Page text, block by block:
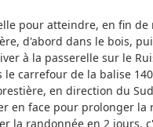
pour atteindre, en fin de
d'abord dans le bois,
à la passerelle sur le
carrefour de la balise
en direction du
en face pour prolonger
la randonnée en 2 jours,